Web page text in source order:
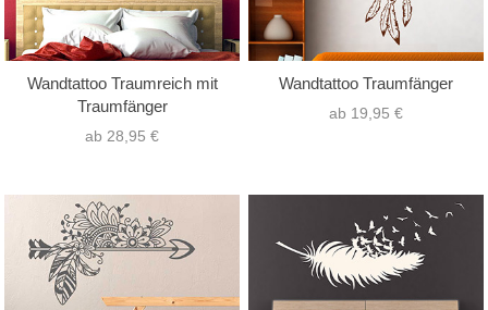
Wandtattoo Traumreich mit
Traumfänger
ab 28,95 €
Wandtattoo Traumfänger
ab 19,95 €